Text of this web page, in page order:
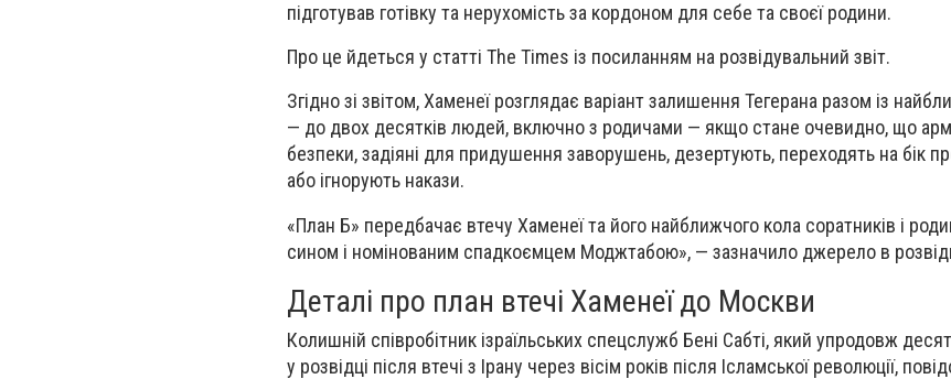
підготував готівку та нерухомість за кордоном для себе та своєї родини.
Про це йдеться у статті The Times із посиланням на розвідувальний звіт.
Згідно зі звітом, Хаменеї розглядає варіант залишення Тегерана разом із
— до двох десятків людей, включно з родичами — якщо стане очевидно, що
безпеки, задіяні для придушення заворушень, дезертують, переходять на бік
або ігнорують накази.
«План Б» передбачає втечу Хаменеї та його найближчого кола соратників і
сином і номінованим спадкоємцем Моджтабою», — зазначило джерело в
Деталі про план втечі Хаменеї до Москви
Колишній співробітник ізраїльських спецслужб Бені Сабті, який упродовж
у розвідці після втечі з Ірану через вісім років після Ісламської революції,